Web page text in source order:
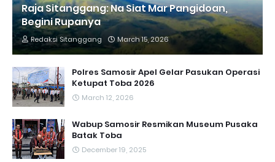
Raja Sitanggang: Na Siat Mar Pangidoan,
Begini Rupanya
Redaksi Sitanggang March 15, 2026
Polres Samosir Apel Gelar Pasukan Operasi
Ketupat Toba 2026
March 12, 2026
Wabup Samosir Resmikan Museum Pusaka
Batak Toba
December 19, 2025